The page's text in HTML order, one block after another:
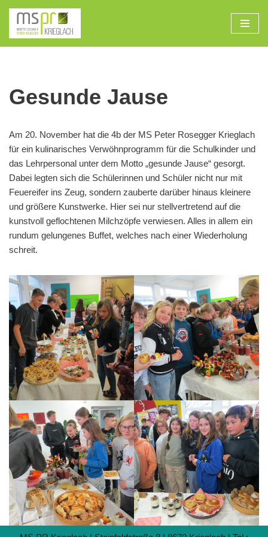
Zum
Inhalt
Gesunde Jause
Am 20. November hat die 4b der MS Peter Rosegger Krieglach
für ein kulinarisches Verwöhnprogramm für die Schulkinder und
das Lehrpersonal unter dem Motto „gesunde Jause“ gesorgt.
Dabei legten sich die Schülerinnen und Schüler nicht nur mit
Feuereifer ins Zeug, sondern zauberte darüber hinaus kleinere
und größere Kunstwerke. Hier sei nur stellvertretend auf die
kunstvoll geflochtenen Milchzöpfe verwiesen. Alles in allem ein
rundum gelungenes Buffet, welches nach einer Wiederholung
schreit.